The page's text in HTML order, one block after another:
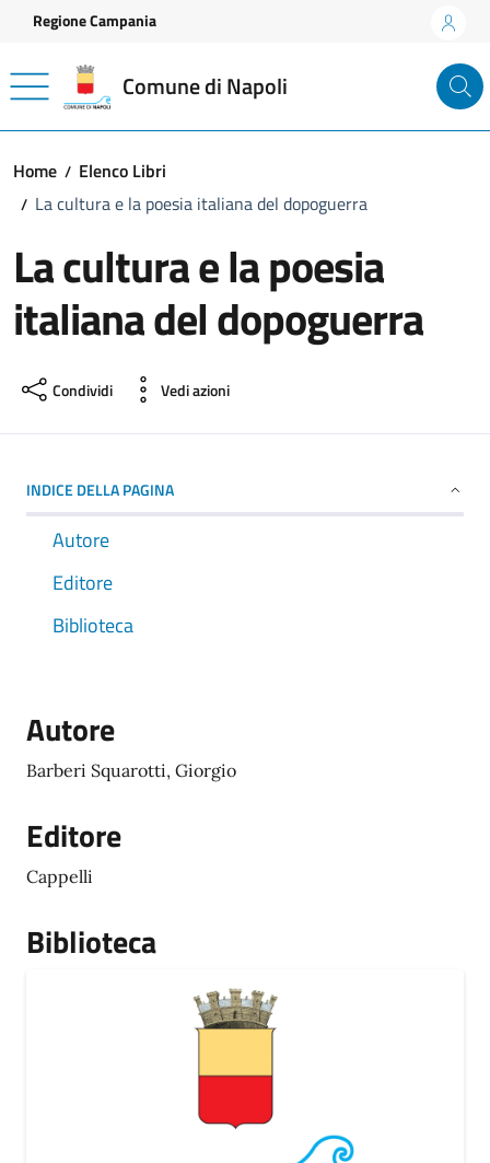
Vai ai contenuti
Vai al footer
Regione Campania
Comune di Napoli
Home
Elenco Libri
La cultura e la poesia italiana del dopoguerra
La cultura e la poesia
italiana del dopoguerra
Condividi Vedi azioni
INDICE DELLA PAGINA
Autore
Editore
Biblioteca
Autore
Barberi Squarotti, Giorgio
Editore
Cappelli
Biblioteca